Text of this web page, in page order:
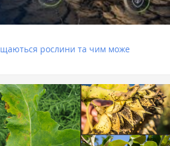
рослини та чим може